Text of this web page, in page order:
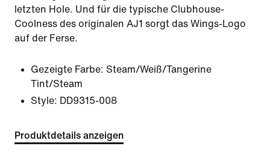
letzten Hole. Und für die typische Clubhouse-
Coolness des originalen AJ1 sorgt das Wings-Logo
auf der Ferse.
Gezeigte Farbe: Steam/Weiß/Tangerine
Tint/Steam
Style: DD9315-008
Produktdetails anzeigen